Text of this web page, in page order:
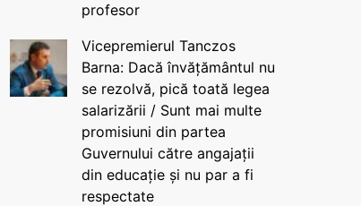
profesor
Vicepremierul Tanczos
Barna: Dacă învățământul nu
se rezolvă, pică toată legea
salarizării / Sunt mai multe
promisiuni din partea
Guvernului către angajații
din educație și nu par a fi
respectate